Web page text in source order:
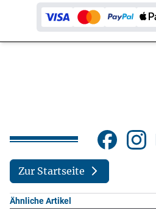
Zur Startseite
Ähnliche Artikel